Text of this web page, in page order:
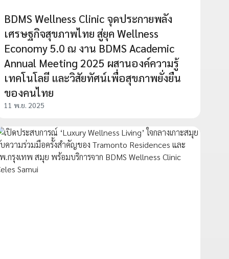
BDMS Wellness Clinic จุดประกายพลัง
เศรษฐกิจสุขภาพไทย สู่ยุค Wellness
Economy 5.0 ณ งาน BDMS Academic
Annual Meeting 2025 ผสานองค์ความรู้
เทคโนโลยี และวิสัยทัศน์เพื่อสุขภาพยั่งยืน
ของคนไทย
11 พ.ย. 2025